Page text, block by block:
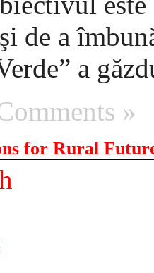
de a
a
»
for Rural